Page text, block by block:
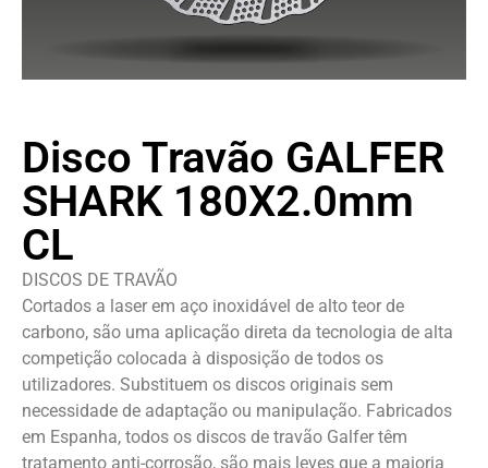
Disco Travão GALFER
SHARK 180X2.0mm
CL
DISCOS DE TRAVÃO
Cortados a laser em aço inoxidável de alto teor de
carbono, são uma aplicação direta da tecnologia de alta
competição colocada à disposição de todos os
utilizadores. Substituem os discos originais sem
necessidade de adaptação ou manipulação. Fabricados
em Espanha, todos os discos de travão Galfer têm
tratamento anti-corrosão, são mais leves que a maioria